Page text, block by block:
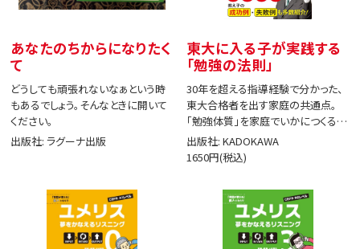
あなたのちからになりたく
て
どうしても頑張れないなぁという時
もあるでしょう。そんなときに開いて
ください。
出版社: ラグーナ出版
東大に入る子が実践する
「勉強の法則」
30年を超える指導経験で分かった、
東大合格者を出す家庭の共通点。
「勉強体質」を家庭でいかにつくる
か。
出版社: KADOKAWA
1650円(税込)